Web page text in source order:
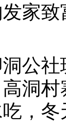
家
社
洞
，